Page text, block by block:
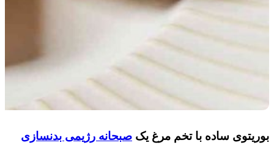
بوریتوی ساده با تخم مرغ یک صبحانه رژیمی بدنسازی